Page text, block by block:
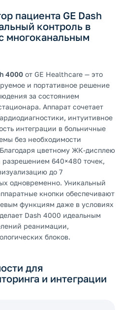
пациента GE Dash
контроль в
многоканальным
4000 от GE Healthcare — это
и портативное решение
за состоянием
Аппарат сочетает
интуитивное
интеграции в больничные
без необходимости
цветному ЖК-дисплею
640×480 точек,
до 7
одновременно. Уникальный
кнопки обеспечивают
функциям даже в условиях
Dash 4000 идеальным
реанимации,
блоков.
для
и интеграции